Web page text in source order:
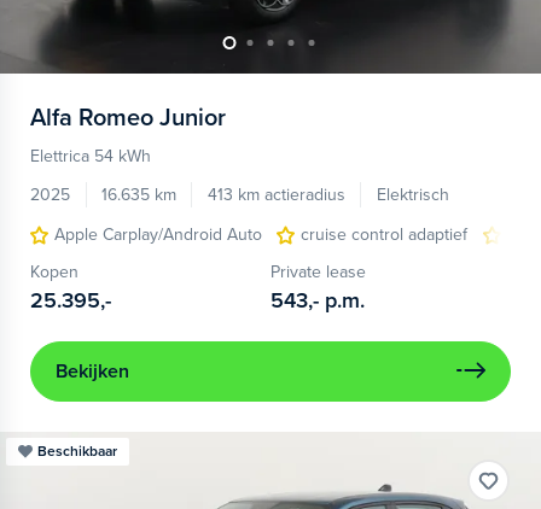
Alfa Romeo Junior
Elettrica 54 kWh
2025
16.635 km 413 km actieradius
Elektrisch
Apple Carplay/Android Auto
cruise control adaptief
Kopen
25.395,-
Private lease
543,- p.m.
Bekijken
Beschikbaar